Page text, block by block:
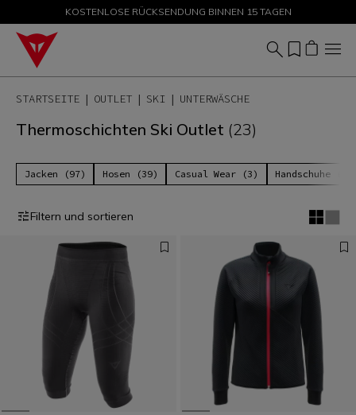
SALE BIS ZU -50 % – JETZT SHOPPEN
KOSTENLOSE RÜCKSENDUNG BINNEN 15 TAGEN
STARTSEITE OUTLET SKI UNTERWÄSCHE
Thermoschichten Ski Outlet (23)
Jacken (97) Hosen (39) Casual Wear (3) Handschuhe
Filtern und sortieren